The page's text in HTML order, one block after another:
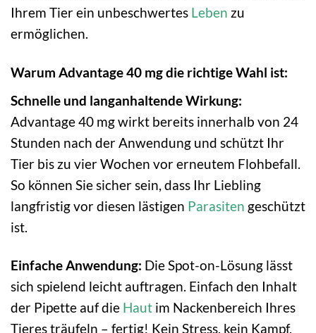
Ihrem Tier ein unbeschwertes Leben zu
ermöglichen.
Warum Advantage 40 mg die richtige Wahl ist:
Schnelle und langanhaltende Wirkung:
Advantage 40 mg wirkt bereits innerhalb von 24
Stunden nach der Anwendung und schützt Ihr
Tier bis zu vier Wochen vor erneutem Flohbefall.
So können Sie sicher sein, dass Ihr Liebling
langfristig vor diesen lästigen Parasiten geschützt
ist.
Einfache Anwendung: Die Spot-on-Lösung lässt
sich spielend leicht auftragen. Einfach den Inhalt
der Pipette auf die Haut im Nackenbereich Ihres
Tieres träufeln – fertig! Kein Stress, kein Kampf,